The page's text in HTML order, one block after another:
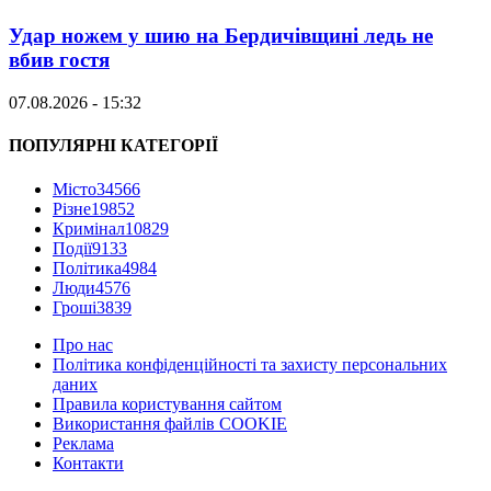
Удар ножем у шию на Бердичівщині ледь не
вбив гостя
07.08.2026 - 15:32
ПОПУЛЯРНІ КАТЕГОРІЇ
Місто34566
Різне19852
Кримінал10829
Події9133
Політика4984
Люди4576
Гроші3839
Про нас
Політика конфіденційності та захисту персональних
даних
Правила користування сайтом
Використання файлів COOKIE
Реклама
Контакти